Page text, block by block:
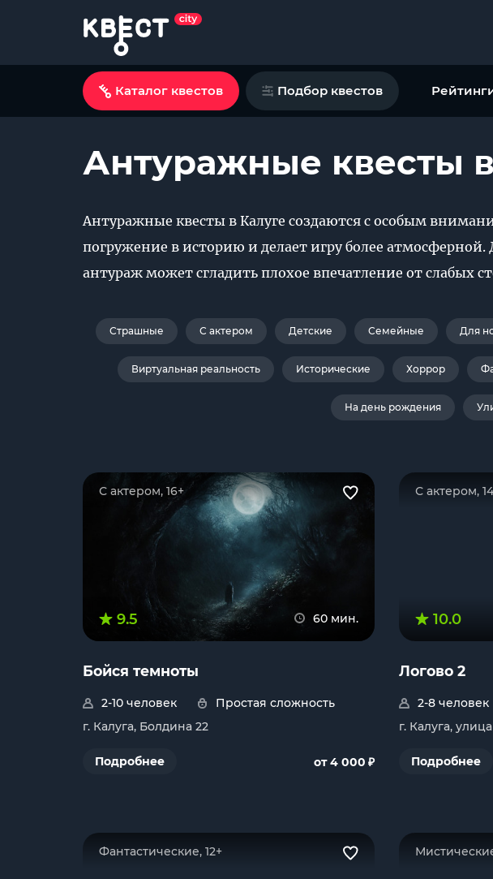
Каталог квестов Подбор квестов
Антуражные квесты
Антуражные квесты в Калуге создаются с особым
погружение в историю и делает игру более
антураж может сгладить плохое впечатление от слабых
Страшные С актером Детские Семейные Для
Виртуальная реальность Исторические Хоррор
На день рождения
С актером, 16+
9.5 60 мин.
Бойся темноты
2-10 человек
Простая сложность
г. Калуга, Болдина 22
Подробнее от 4 000 ₽
С актером,
10.0
Логово 2
2-8 человек
г. Калуга,
Подробнее
Фантастические, 12+